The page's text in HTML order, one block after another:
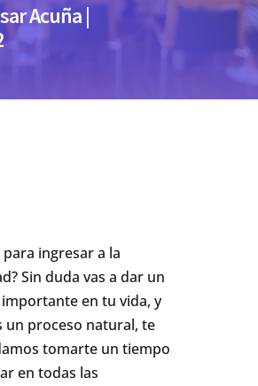
Acuña|
para ingresar a la
Sin duda vas a dar un
en tu vida, y
un proceso natural, te
tomarte un tiempo
en todas las